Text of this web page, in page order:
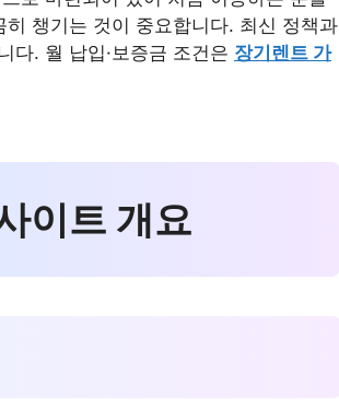
챙기는 것이 중요합니다. 최신 정책과
다. 월 납입·보증금 조건은 장기렌트 가
이트 개요